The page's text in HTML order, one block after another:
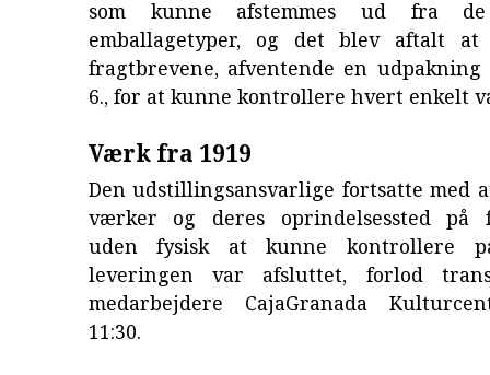
som kunne afstemmes ud fra de
emballagetyper, og det blev aftalt at
fragtbrevene, afventende en udpakning
6., for at kunne kontrollere hvert enkelt
Værk fra 1919
Den udstillingsansvarlige fortsatte med
værker og deres oprindelsessted på
uden fysisk at kunne kontrollere
leveringen var afsluttet, forlod
medarbejdere CajaGranada
11:30.